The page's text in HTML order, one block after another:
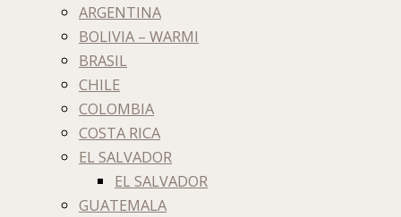
ARGENTINA
BOLIVIA – WARMI
BRASIL
CHILE
COLOMBIA
COSTA RICA
EL SALVADOR
EL SALVADOR
GUATEMALA